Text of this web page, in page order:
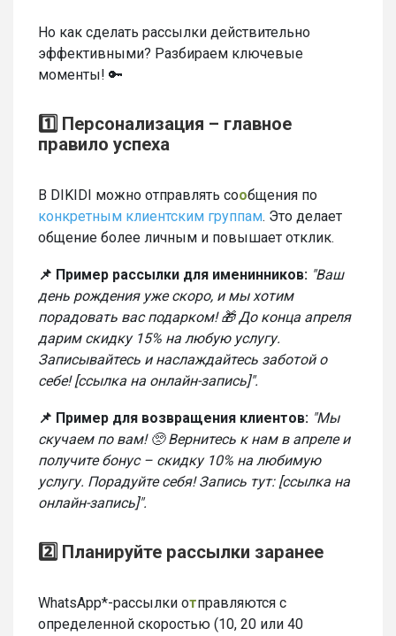
Но как сделать рассылки действительно
эффективными? Разбираем ключевые
моменты! 🔑
1️⃣ Персонализация – главное
правило успеха
В DIKIDI можно отправлять сообщения по
конкретным клиентским группам. Это делает
общение более личным и повышает отклик.
📌 Пример рассылки для именинников: "Ваш
день рождения уже скоро, и мы хотим
порадовать вас подарком! 🎁 До конца апреля
дарим скидку 15% на любую услугу.
Записывайтесь и наслаждайтесь заботой о
себе! [ссылка на онлайн-запись]".
📌 Пример для возвращения клиентов: "Мы
скучаем по вам! 🥺 Вернитесь к нам в апреле и
получите бонус – скидку 10% на любимую
услугу. Порадуйте себя! Запись тут: [ссылка на
онлайн-запись]".
2️⃣ Планируйте рассылки заранее
WhatsApp*-рассылки отправляются с
определенной скоростью (10, 20 или 40